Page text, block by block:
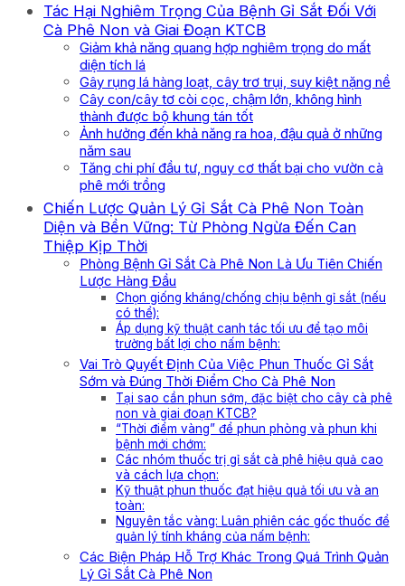
Tác Hại Nghiêm Trọng Của Bệnh Gỉ Sắt Đối Với
Cà Phê Non và Giai Đoạn KTCB
Giảm khả năng quang hợp nghiêm trọng do mất
diện tích lá
Gây rụng lá hàng loạt, cây trơ trụi, suy kiệt nặng nề
Cây con/cây tơ còi cọc, chậm lớn, không hình
thành được bộ khung tán tốt
Ảnh hưởng đến khả năng ra hoa, đậu quả ở những
năm sau
Tăng chi phí đầu tư, nguy cơ thất bại cho vườn cà
phê mới trồng
Chiến Lược Quản Lý Gỉ Sắt Cà Phê Non Toàn
Diện và Bền Vững: Từ Phòng Ngừa Đến Can
Thiệp Kịp Thời
Phòng Bệnh Gỉ Sắt Cà Phê Non Là Ưu Tiên Chiến
Lược Hàng Đầu
Chọn giống kháng/chống chịu bệnh gỉ sắt (nếu
có thể):
Áp dụng kỹ thuật canh tác tối ưu để tạo môi
trường bất lợi cho nấm bệnh:
Vai Trò Quyết Định Của Việc Phun Thuốc Gỉ Sắt
Sớm và Đúng Thời Điểm Cho Cà Phê Non
Tại sao cần phun sớm, đặc biệt cho cây cà phê
non và giai đoạn KTCB?
“Thời điểm vàng” để phun phòng và phun khi
bệnh mới chớm:
Các nhóm thuốc trị gỉ sắt cà phê hiệu quả cao
và cách lựa chọn:
Kỹ thuật phun thuốc đạt hiệu quả tối ưu và an
toàn:
Nguyên tắc vàng: Luân phiên các gốc thuốc để
quản lý tính kháng của nấm bệnh:
Các Biện Pháp Hỗ Trợ Khác Trong Quá Trình Quản
Lý Gỉ Sắt Cà Phê Non